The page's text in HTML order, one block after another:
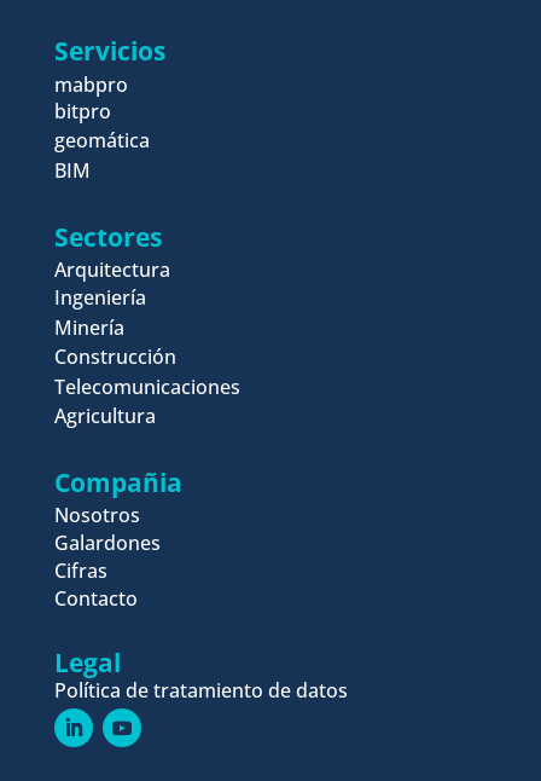
Servicios
mabpro
bitpro
geomática
BIM
Sectores
Arquitectura
Ingeniería
Minería
Construcción
Telecomunicaciones
Agricultura
Compañia
Nosotros
Galardones
Cifras
Contacto
Legal
Política de tratamiento de datos